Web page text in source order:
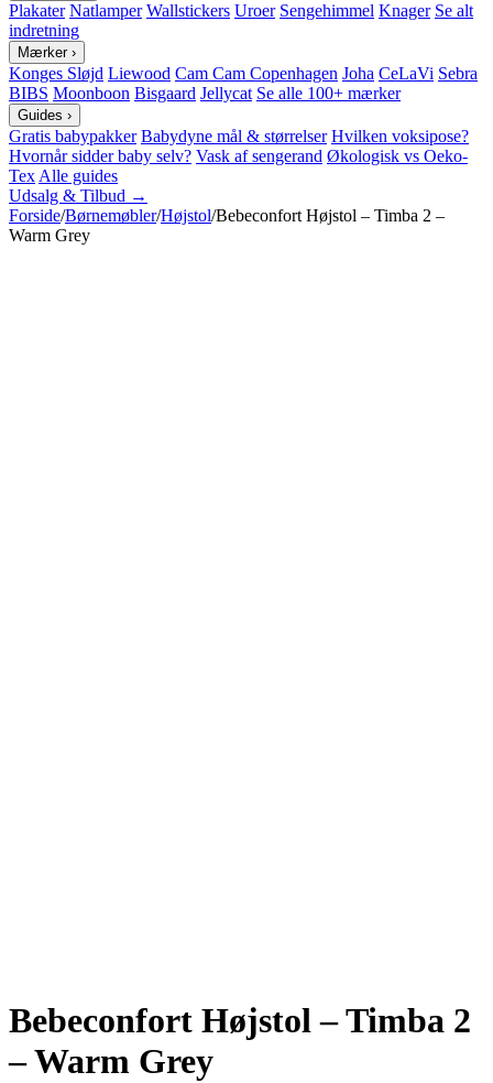
Plakater Natlamper Wallstickers Uroer Sengehimmel Knager Se alt
indretning
Mærker ›
Konges Sløjd Liewood Cam Cam Copenhagen Joha CeLaVi Sebra
BIBS Moonboon Bisgaard Jellycat Se alle 100+ mærker
Guides ›
Gratis babypakker Babydyne mål & størrelser Hvilken voksipose?
Hvornår sidder baby selv? Vask af sengerand Økologisk vs Oeko-
Tex Alle guides
Udsalg & Tilbud →
Forside/Børnemøbler/Højstol/Bebeconfort Højstol – Timba 2 –
Warm Grey
Bebeconfort Højstol – Timba 2
– Warm Grey